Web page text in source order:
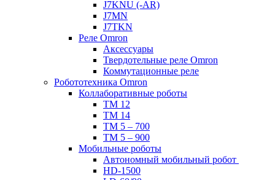
J7KNU (-AR)
J7MN
J7TKN
Реле Omron
Аксессуары
Твердотельные реле Omron
Коммутационные реле
Робототехника Omron
Коллаборативные роботы
TM 12
TM 14
TM 5 – 700
TM 5 – 900
Мобильные роботы
Автономный мобильный робот
HD-1500